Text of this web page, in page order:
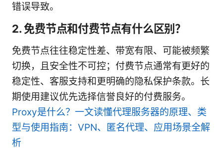
错误导致。
2. 免费节点和付费节点有什么区别？
免费节点往往稳定性差、带宽有限、可能被频繁
切换，且安全性不可控；付费节点通常有更好的
稳定性、客服支持和更明确的隐私保护条款。长
期使用建议优先选择信誉良好的付费服务。
Proxy是什么？一文读懂代理服务器的原理、类
型与使用指南：VPN、匿名代理、应用场景全解
析